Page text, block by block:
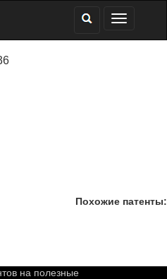
Похожие патенты:
на полезные